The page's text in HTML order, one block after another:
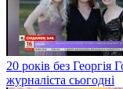
20 років без Георгія
журналіста сьогодні